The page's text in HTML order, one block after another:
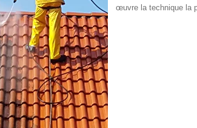
œuvre la technique la